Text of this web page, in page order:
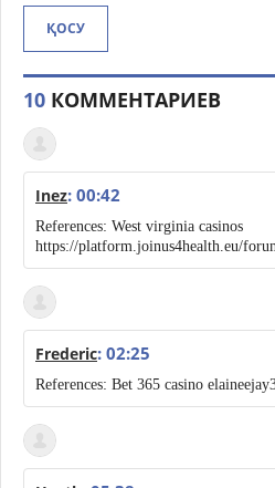
ҚОСУ
10 КОММЕНТАРИЕВ
Inez: 00:42
References: West virginia casinos
https://platform.joinus4health.eu/
Frederic: 02:25
References: Bet 365 casino